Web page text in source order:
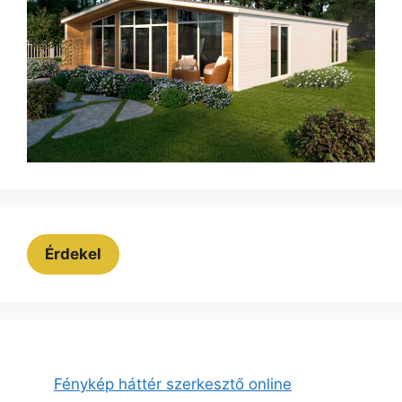
Érdekel
Fénykép háttér szerkesztő online